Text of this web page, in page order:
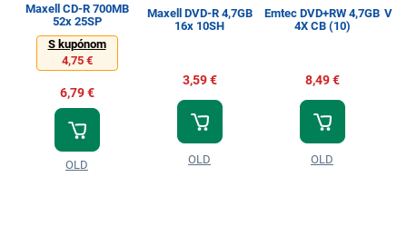
Maxell CD-R 700MB
52x 25SP
S kupónom
4,75 €
6,79 €
OLD
Maxell DVD-R 4,7GB
16x 10SH
3,59 €
OLD
Emtec DVD+RW 4,7GB
4X CB (10)
8,49 €
OLD